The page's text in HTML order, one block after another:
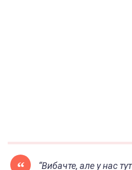
“Вибачте, але у нас